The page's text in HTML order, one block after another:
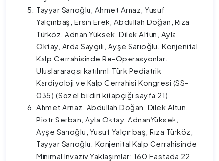
Tayyar Sarıoğlu, Ahmet Arnaz, Yusuf
Yalçınbaş, Ersin Erek, Abdullah Doğan, Rıza
Türköz, Adnan Yüksek, Dilek Altun, Ayla
Oktay, Arda Saygılı, Ayşe Sarıoğlu. Konjenital
Kalp Cerrahisinde Re-Operasyonlar.
Uluslararaqsı katılımlı Türk Pediatrik
Kardiyoloji ve Kalp Cerrahisi Kongresi (SS-
035) (Sözel bildiri kitapçığı sayfa 21)
Ahmet Arnaz, Abdullah Doğan, Dilek Altun,
Piotr Serban, Ayla Oktay, AdnanYüksek,
Ayşe Sarıoğlu, Yusuf Yalçınbaş, Rıza Türköz,
Tayyar Sarıoğlu. Konjenital Kalp Cerrahisinde
Minimal Invaziv Yaklaşımlar: 160 Hastada 22